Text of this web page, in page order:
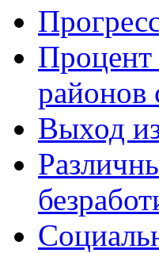
Процент
районов
Выход